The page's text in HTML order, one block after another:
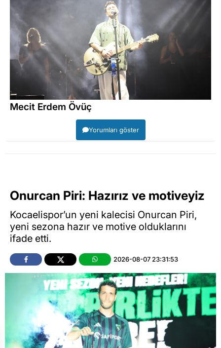
Mecit Erdem Övüç
Yorumları göster
Onurcan Piri: Hazırız ve motiveyiz
Kocaelispor’un yeni kalecisi Onurcan Piri,
yeni sezona hazır ve motive olduklarını
ifade etti.
2026-08-07 23:31:53